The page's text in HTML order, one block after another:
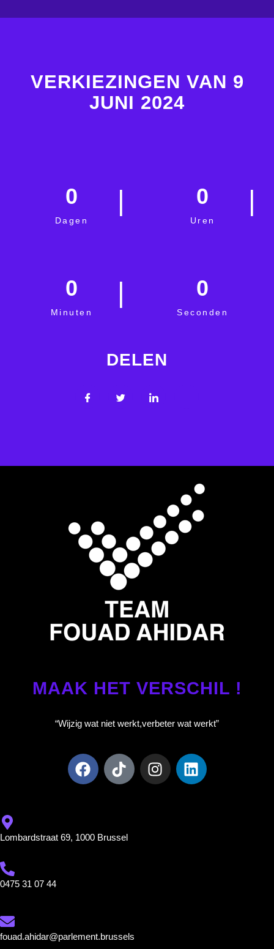
VERKIEZINGEN VAN 9
JUNI 2024
0
Dagen
0
Uren
0
Minuten
0
Seconden
DELEN
MAAK HET VERSCHIL !
“Wijzig wat niet werkt,verbeter wat werkt”
Lombardstraat 69, 1000 Brussel
0475 31 07 44
fouad.ahidar@parlement.brussels